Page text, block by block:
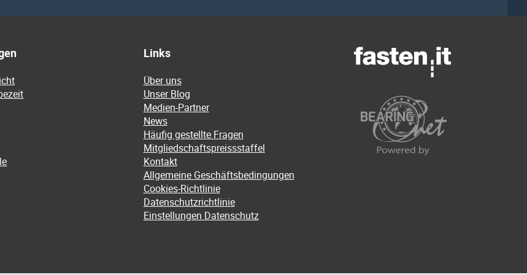
Links
Über uns
Unser Blog
Medien-Partner
News
Häufig gestellte Fragen
Mitgliedschaftspreissstaffel
Kontakt
Allgemeine Geschäftsbedingungen
Cookies-Richtlinie
Datenschutzrichtlinie
Einstellungen Datenschutz